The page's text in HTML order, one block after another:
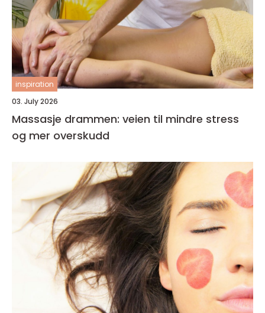
inspiration
03. July 2026
Massasje drammen: veien til mindre stress
og mer overskudd